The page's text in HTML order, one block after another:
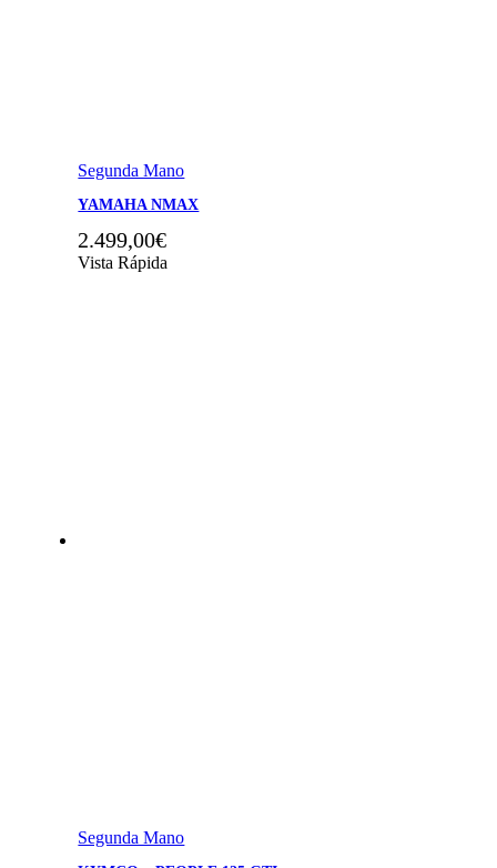
Segunda Mano
YAMAHA NMAX
2.499,00€
Vista Rápida
Segunda Mano